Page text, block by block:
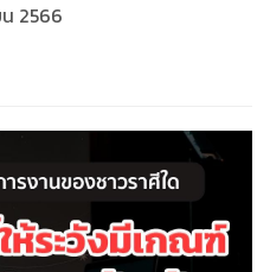
2566